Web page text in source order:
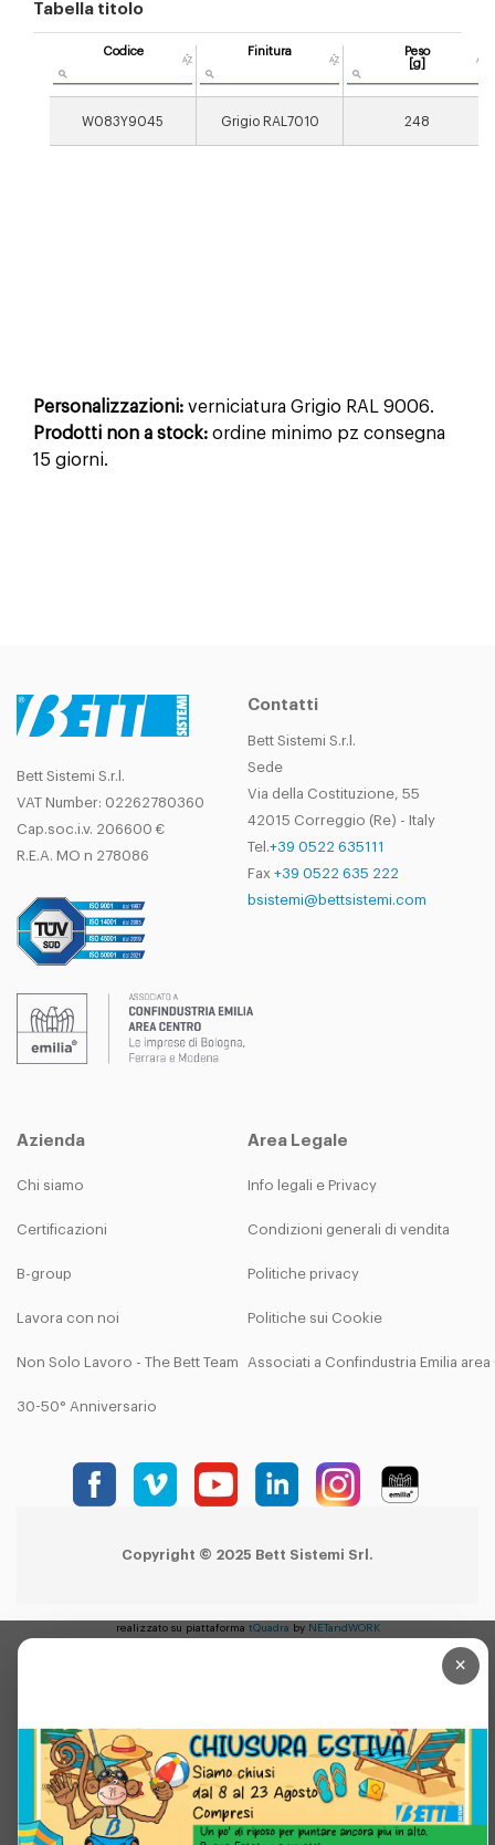
Tabella titolo
Codice Finitura
Peso
[g]
W083Y9045 Grigio RAL7010 248
Personalizzazioni: verniciatura Grigio RAL 9006.
Prodotti non a stock: ordine minimo pz consegna
15 giorni.
Bett Sistemi S.r.l.
VAT Number: 02262780360
Cap.soc.i.v. 206600 €
R.E.A. MO n 278086
Contatti
Bett Sistemi S.r.l.
Sede
Via della Costituzione, 55
42015 Correggio (Re) - Italy
Tel.+39 0522 635111
Fax +39 0522 635 222
bsistemi@bettsistemi.com
Azienda
Chi siamo
Certificazioni
B-group
Lavora con noi
Non Solo Lavoro - The Bett Team
30-50° Anniversario
Area Legale
Info legali e Privacy
Condizioni generali di vendita
Politiche privacy
Politiche sui Cookie
Associati a Confindustria Emilia
Copyright © 2025 Bett Sistemi Srl.
×
realizzato su piattaforma tQuadra by NETandWORK